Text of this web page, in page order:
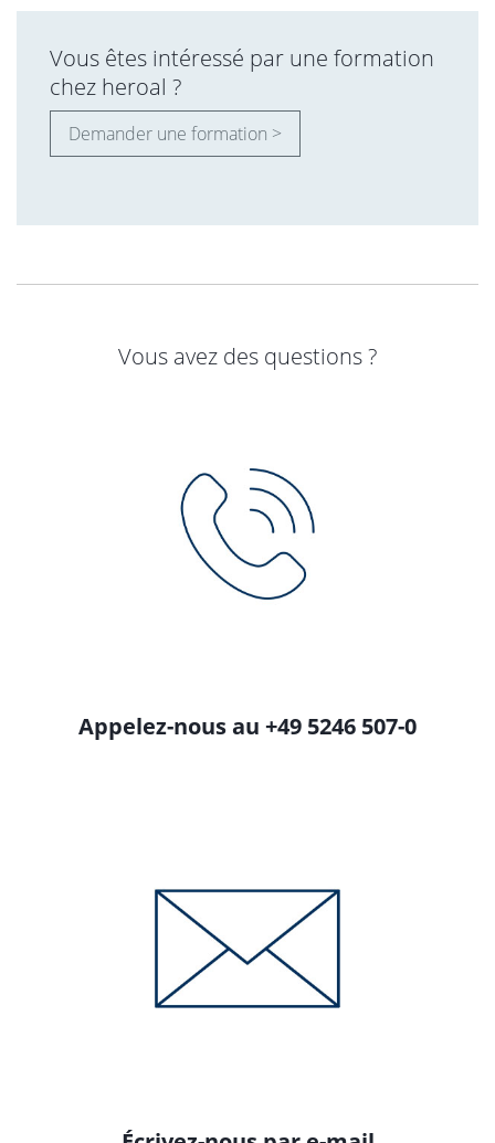
Vous êtes intéressé par une formation
chez heroal ?
Demander une formation >
Vous avez des questions ?
Appelez-nous au +49 5246 507-0